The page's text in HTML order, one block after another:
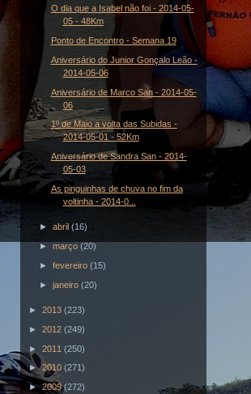
O dia que a Isabel não foi - 2014-05-
05 - 48Km
Ponto de Encontro - Semana 19
Aniversário do Junior Gonçalo Leão -
2014-05-06
Aniversário de Marco San - 2014-05-
06
1º de Maio a volta das Subidas -
2014-05-01 - 52Km
Aniversário de Sandra San - 2014-
05-03
As pinguinhas de chuva no fim da
voltinha - 2014-0...
►abril(16)
►março(20)
►fevereiro(15)
►janeiro(20)
► 2013 (223)
► 2012 (249)
► 2011 (250)
►2010 (271)
►2009(272)